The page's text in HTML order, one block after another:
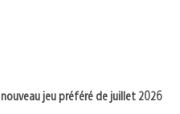
jeu préféré de juillet 2026